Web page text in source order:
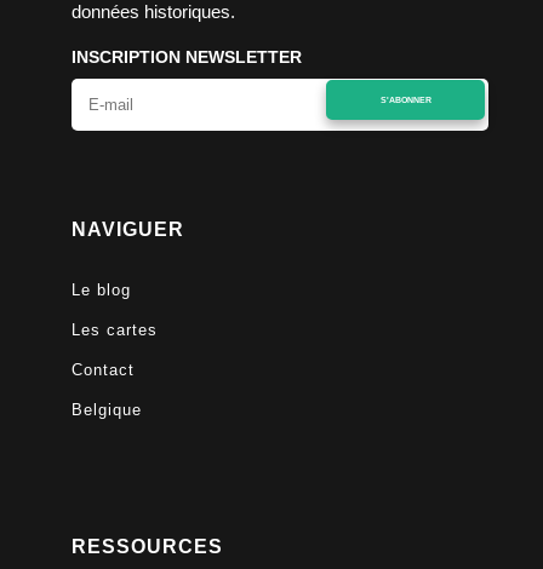
données historiques.
INSCRIPTION NEWSLETTER
S'ABONNER
NAVIGUER
Le blog
Les cartes
Contact
Belgique
RESSOURCES